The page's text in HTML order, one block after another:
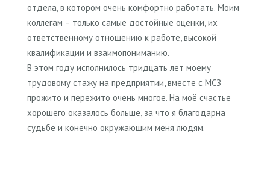
отдела, в котором очень комфортно работать. Моим
коллегам – только самые достойные оценки, их
ответственному отношению к работе, высокой
квалификации и взаимопониманию.
В этом году исполнилось тридцать лет моему
трудовому стажу на предприятии, вместе с МСЗ
прожито и пережито очень многое. На моё счастье
хорошего оказалось больше, за что я благодарна
судьбе и конечно окружающим меня людям.